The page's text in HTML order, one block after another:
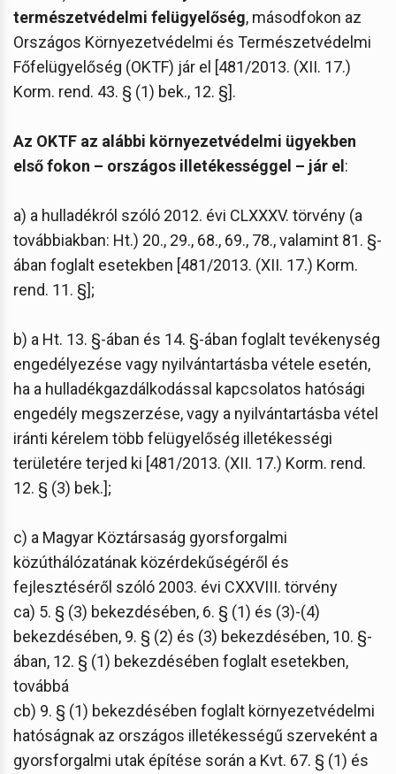
természetvédelmi felügyelőség, másodfokon az
Országos Környezetvédelmi és Természetvédelmi
Főfelügyelőség (OKTF) jár el [481/2013. (XII. 17.)
Korm. rend. 43. § (1) bek., 12. §].
Az OKTF az alábbi környezetvédelmi ügyekben
első fokon – országos illetékességgel – jár el:
a) a hulladékról szóló 2012. évi CLXXXV. törvény (a
továbbiakban: Ht.) 20., 29., 68., 69., 78., valamint 81. §-
ában foglalt esetekben [481/2013. (XII. 17.) Korm.
rend. 11. §];
b) a Ht. 13. §-ában és 14. §-ában foglalt tevékenység
engedélyezése vagy nyilvántartásba vétele esetén,
ha a hulladékgazdálkodással kapcsolatos hatósági
engedély megszerzése, vagy a nyilvántartásba vétel
iránti kérelem több felügyelőség illetékességi
területére terjed ki [481/2013. (XII. 17.) Korm. rend.
12. § (3) bek.];
c) a Magyar Köztársaság gyorsforgalmi
közúthálózatának közérdekűségéről és
fejlesztéséről szóló 2003. évi CXXVIII. törvény
ca) 5. § (3) bekezdésében, 6. § (1) és (3)-(4)
bekezdésében, 9. § (2) és (3) bekezdésében, 10. §-
ában, 12. § (1) bekezdésében foglalt esetekben,
továbbá
cb) 9. § (1) bekezdésében foglalt környezetvédelmi
hatóságnak az országos illetékességű szerveként a
gyorsforgalmi utak építése során a Kvt. 67. § (1) és